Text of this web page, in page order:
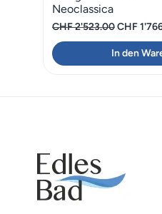
Neoclassica
CHF2'523.00
Preis
war:
CHF
In den